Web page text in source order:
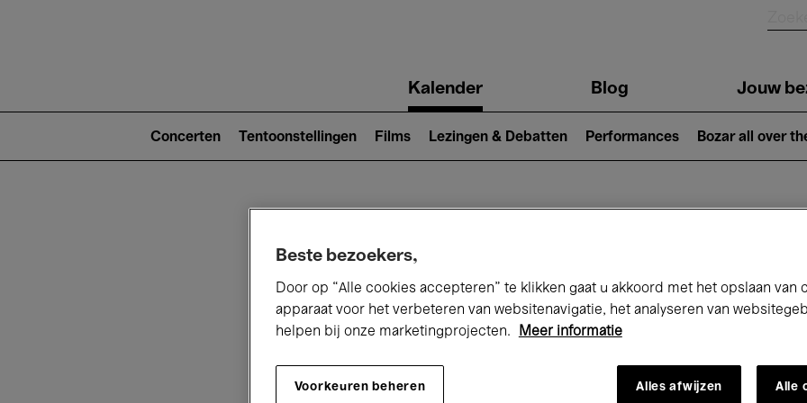
navigationKalender Blog Jouw
2)
Concerten Tentoonstellingen Films Lezingen & Debatten Performances Bozar all over
Vandaag Komende 7 dagen
Zaterdag 01 - Maandag 31 Augustus
Beste bezoekers,
Door op “Alle cookies accepteren” te klikken gaat u akkoord met het opslaan van
apparaat voor het verbeteren van websitenavigatie, het analyseren van
helpen bij onze marketingprojecten.
Meer informatie
Voorkeuren beheren Alles afwijzen Alle